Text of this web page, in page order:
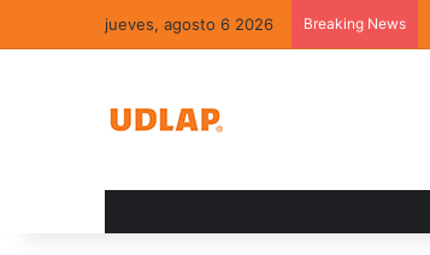
jueves, agosto 6 2026 Breaking News